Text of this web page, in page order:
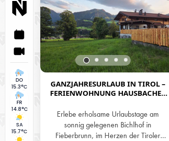
DO
15.3°C
FR
14.8°C
SA
15.7°C
GANZJAHRESURLAUB IN TIROL –
FERIENWOHNUNG HAUSBACHER
Erlebe erholsame Urlaubstage am
sonnig gelegenen Bichlhof in
Fieberbrunn, im Herzen der Tiroler